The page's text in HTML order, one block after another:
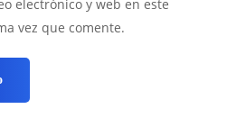
electrónico y web en este
vez que comente.